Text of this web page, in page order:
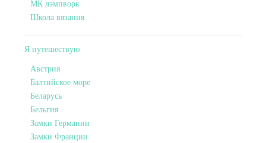
МК лэмпворк
Школа вязания
Я путешествую
Австрия
Балтийское море
Беларусь
Бельгия
Замки Германии
Замки Франции